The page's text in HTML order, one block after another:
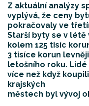
Z aktuální analýzy
vyplývá, že ceny
pokračovaly ve
Starší byty se v létě
kolem 125 tisíc
3 tisíce korun
letošního roku. Lidé
více než když
krajských
městech byl vývoj